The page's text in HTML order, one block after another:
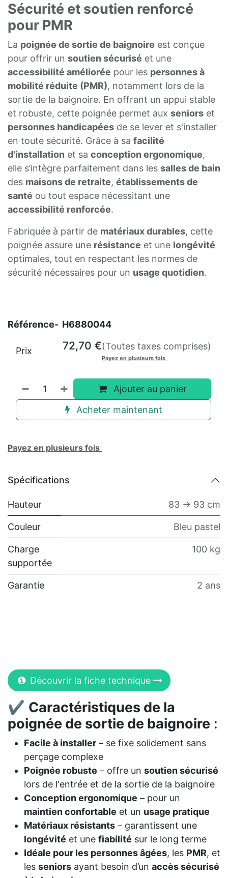
Sécurité et soutien renforcé
pour PMR
La poignée de sortie de baignoire est conçue
pour offrir un soutien sécurisé et une
accessibilité améliorée pour les personnes à
mobilité réduite (PMR), notamment lors de la
sortie de la baignoire. En offrant un appui stable
et robuste, cette poignée permet aux seniors et
personnes handicapées de se lever et s'installer
en toute sécurité. Grâce à sa facilité
d'installation et sa conception ergonomique,
elle s’intègre parfaitement dans les salles de bain
des maisons de retraite, établissements de
santé ou tout espace nécessitant une
accessibilité renforcée.
Fabriquée à partir de matériaux durables, cette
poignée assure une résistance et une longévité
optimales, tout en respectant les normes de
sécurité nécessaires pour un usage quotidien.
Référence- H6880044
Ajouter au panier
Acheter maintenant
Prix 72,70 €(Toutes taxes comprises)
Payez en plusieurs fois
Payez en plusieurs fois
Spécifications
Hauteur 83 -> 93 cm
Couleur Bleu pastel
Charge
supportée
100 kg
Garantie 2 ans
Découvrir la fiche technique
✔ Caractéristiques de la
poignée de sortie de baignoire :
Facile à installer – se fixe solidement sans
perçage complexe
Poignée robuste – offre un soutien sécurisé
lors de l'entrée et de la sortie de la baignoire
Conception ergonomique – pour un
maintien confortable et un usage pratique
Matériaux résistants – garantissent une
longévité et une fiabilité sur le long terme
Idéale pour les personnes âgées, les PMR, et
les seniors ayant besoin d’un accès sécurisé